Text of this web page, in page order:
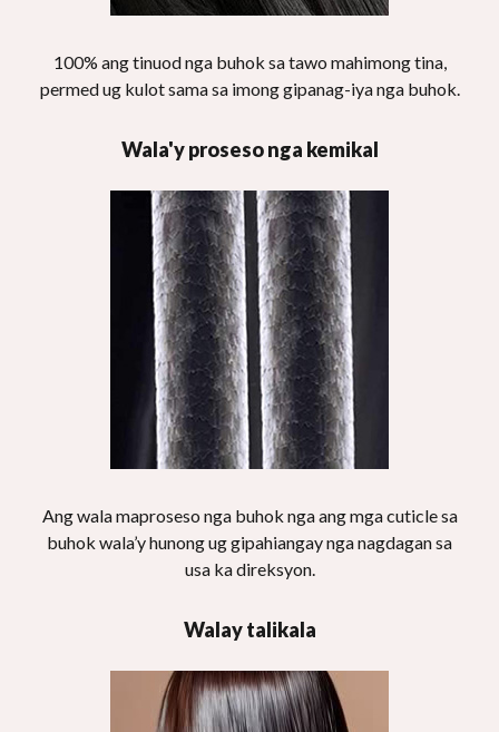
100% ang tinuod nga buhok sa tawo mahimong tina,
permed ug kulot sama sa imong gipanag-iya nga buhok.
Wala'y proseso nga kemikal
Ang wala maproseso nga buhok nga ang mga cuticle sa
buhok wala’y hunong ug gipahiangay nga nagdagan sa
usa ka direksyon.
Walay talikala